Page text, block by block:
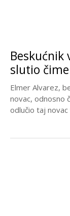
Beskućnik
slutio
Elmer Alvarez,
novac, odnosno
odlučio taj novac